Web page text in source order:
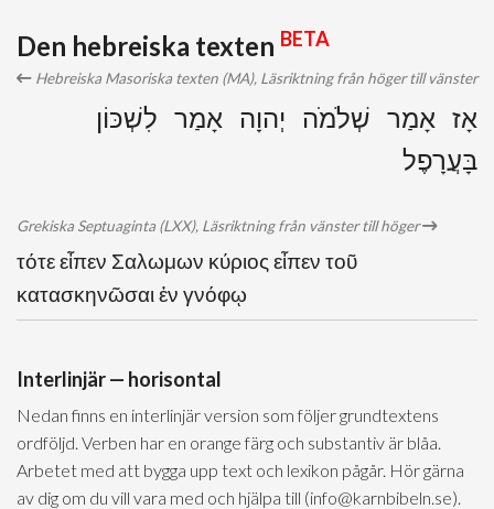
Den hebreiska texten BETA
Hebreiska Masoriska texten (MA), Läsriktning från höger till vänster
אָז אָמַר שְׁלֹמֹה יְהוָה אָמַר לִשְׁכּוֹן
בָּעֲרָפֶל
Grekiska Septuaginta (LXX), Läsriktning från vänster till höger
τότε εἶπεν Σαλωμων κύριος εἶπεν τοῦ
κατασκηνῶσαι ἐν γνόφῳ
Interlinjär — horisontal
Nedan finns en interlinjär version som följer grundtextens
ordföljd. Verben har en orange färg och substantiv är blåa.
Arbetet med att bygga upp text och lexikon pågår. Hör gärna
av dig om du vill vara med och hjälpa till (info@karnbibeln.se).